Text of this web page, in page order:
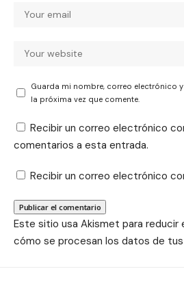
Guarda mi nombre, correo electrónico
la próxima vez que comente.
Recibir un correo electrónico
comentarios a esta entrada.
Recibir un correo electrónico
Este sitio usa Akismet para reducir
cómo se procesan los datos de